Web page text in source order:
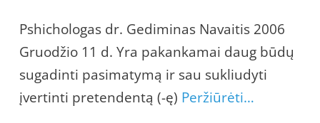
Pshichologas dr. Gediminas Navaitis 2006
Gruodžio 11 d. Yra pakankamai daug būdų
sugadinti pasimatymą ir sau sukliudyti
įvertinti pretendentą (-ę) Peržiūrėti…